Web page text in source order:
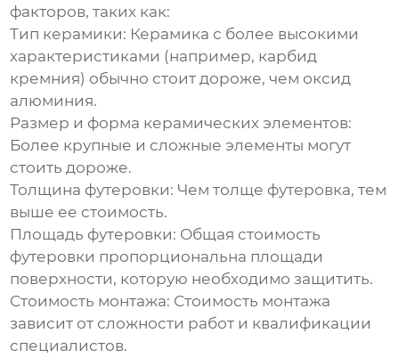
факторов, таких как:
Тип керамики: Керамика с более высокими
характеристиками (например, карбид
кремния) обычно стоит дороже, чем оксид
алюминия.
Размер и форма керамических элементов:
Более крупные и сложные элементы могут
стоить дороже.
Толщина футеровки: Чем толще футеровка, тем
выше ее стоимость.
Площадь футеровки: Общая стоимость
футеровки пропорциональна площади
поверхности, которую необходимо защитить.
Стоимость монтажа: Стоимость монтажа
зависит от сложности работ и квалификации
специалистов.